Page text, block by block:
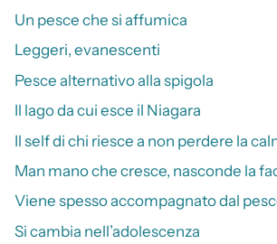
Un pesce che si affumica
Leggeri, evanescenti
Pesce alternativo alla spigola
Il lago da cui esce il Niagara
Il self di chi riesce a non perdere la
Man mano che cresce, nasconde la
Viene spesso accompagnato dal
Si cambia nell’adolescenza